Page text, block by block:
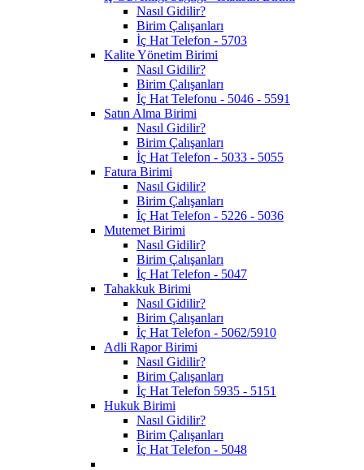
Nasıl Gidilir?
Birim Çalışanları
İç Hat Telefon - 5703
Kalite Yönetim Birimi
Nasıl Gidilir?
Birim Çalışanları
İç Hat Telefonu - 5046 - 5591
Satın Alma Birimi
Nasıl Gidilir?
Birim Çalışanları
İç Hat Telefon - 5033 - 5055
Fatura Birimi
Nasıl Gidilir?
Birim Çalışanları
İç Hat Telefon - 5226 - 5036
Mutemet Birimi
Nasıl Gidilir?
Birim Çalışanları
İç Hat Telefon - 5047
Tahakkuk Birimi
Nasıl Gidilir?
Birim Çalışanları
İç Hat Telefon - 5062/5910
Adli Rapor Birimi
Nasıl Gidilir?
Birim Çalışanları
İç Hat Telefon 5935 - 5151
Hukuk Birimi
Nasıl Gidilir?
Birim Çalışanları
İç Hat Telefon - 5048